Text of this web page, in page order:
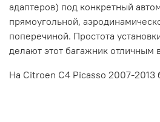
адаптеров) под конкретный
прямоугольной,
поперечиной. Простота
делают этот багажник отличным
На Citroen C4 Picasso 2007-2013